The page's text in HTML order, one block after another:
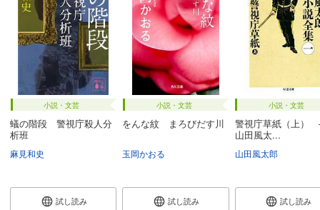
小説・文芸
蟻の階段 警視庁殺人分
析班
麻見和史
試し読み
小説・文芸
をんな紋 まろびだす川
玉岡かおる
試し読み
小説・文芸
警視庁草紙（上
山田風太...
山田風太郎
試し読み